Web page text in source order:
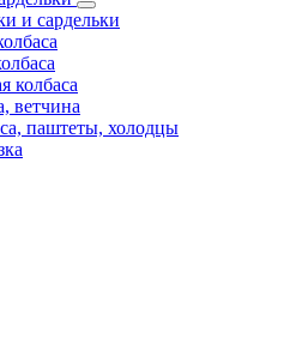
и сардельки
колбаса
ветчина
паштеты, холодцы